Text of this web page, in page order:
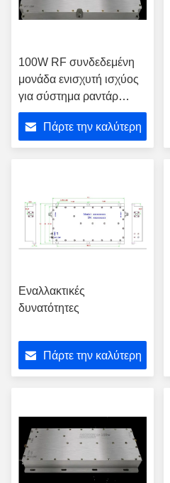
100W RF συνδεδεμένη
μονάδα ενισχυτή ισχύος
για σύστημα ραντάρ
επικοινωνίας
Πάρτε την καλύτερη
Εναλλακτικές
δυνατότητες
Πάρτε την καλύτερη